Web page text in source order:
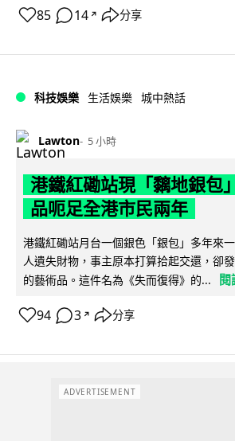
85 14 ↗ 分享
科技娛樂 生活娛樂 城中熱話
Lawton 5 小時
港鐵紅磡站現「黐地銀包
品呃足全港市民兩年
港鐵紅磡站月台一個銀色「銀包」多年來
人遺失財物，事主原本打算拾起交還，卻
的藝術品。這件名為《失而復得》的...
閱
94 3 ↗ 分享
ADVERTISEMENT